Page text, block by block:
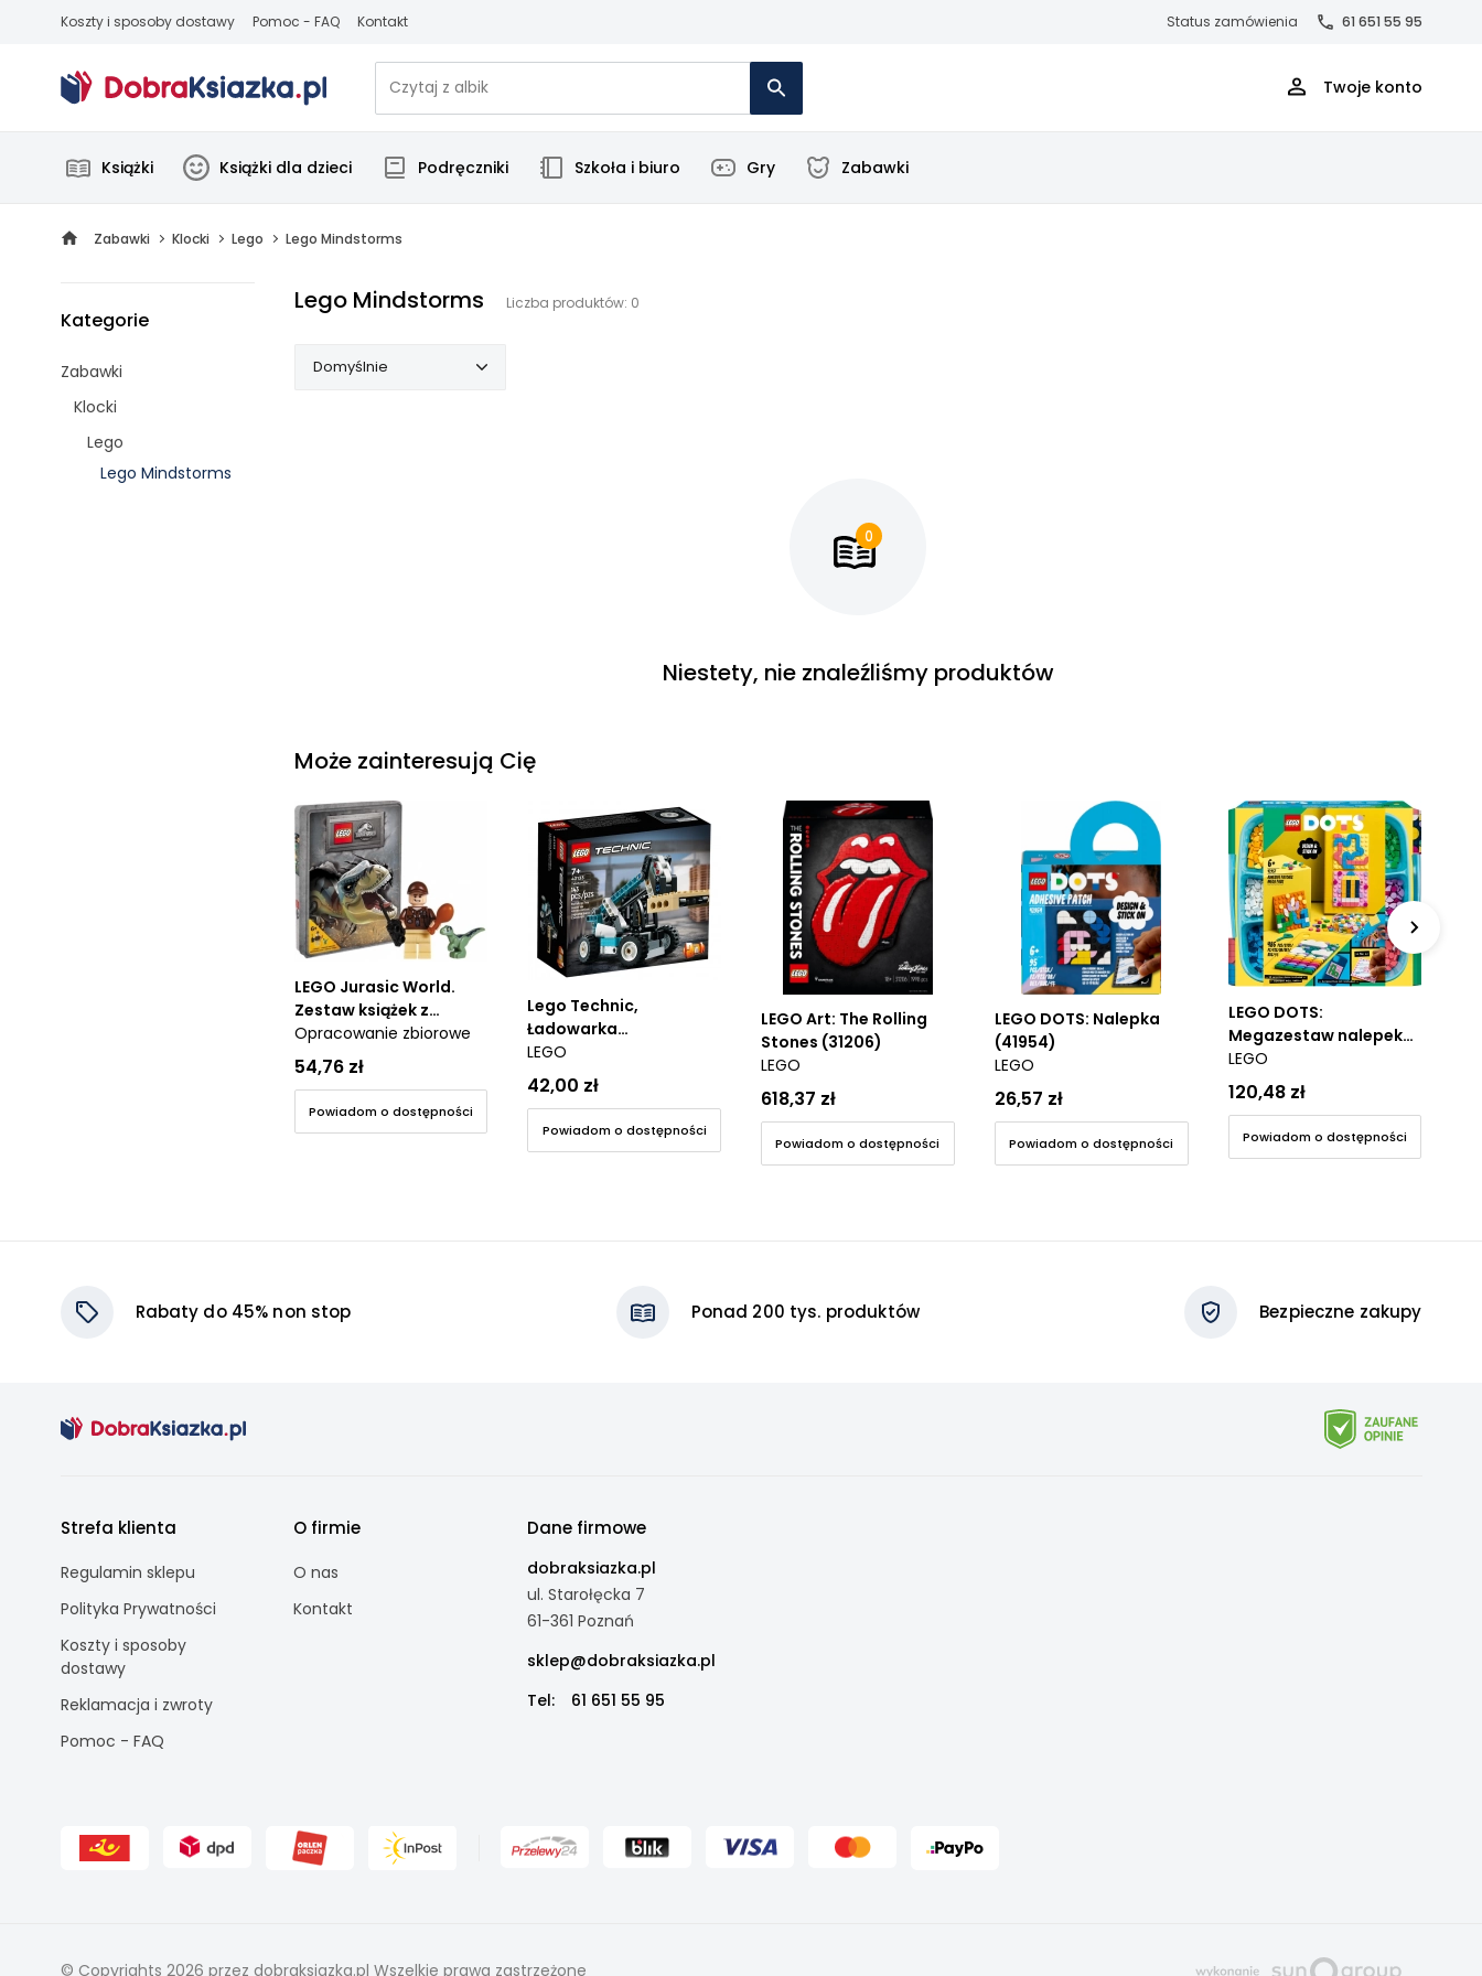
Koszty i sposoby dostawy Pomoc - FAQ Kontakt Status zamówienia 61 651 55 95
Twoje konto
Książki Książki dla dzieci Podręczniki Szkoła i biuro Gry Zabawki
Zabawki Klocki Lego Lego Mindstorms
Kategorie
Zabawki
Klocki
Lego
Lego Mindstorms
Lego Mindstorms Liczba produktów: 0
Domyślnie
Niestety, nie znaleźliśmy produktów
Może zainteresują Cię
LEGO Jurasic World.
Zestaw książek z
klockami LEGO
Opracowanie zbiorowe
54,76 zł
Powiadom o dostępności
Lego Technic,
Ładowarka
teleskopowa (42133)
LEGO
42,00 zł
Powiadom o dostępności
LEGO Art: The Rolling
Stones (31206)
LEGO
618,37 zł
Powiadom o dostępności
LEGO DOTS: Nalepka
(41954)
LEGO
26,57 zł
Powiadom o dostępności
LEGO DOTS:
Megazestaw nalepek
LEGO
120,48 zł
Powiadom o dostępności
Rabaty do 45% non stop Ponad 200 tys. produktów Bezpieczne zakupy
Strefa klienta
Regulamin sklepu
Polityka Prywatności
Koszty i sposoby
dostawy
Reklamacja i zwroty
Pomoc - FAQ
O firmie
O nas
Kontakt
Dane firmowe
dobraksiazka.pl
ul. Starołęcka 7
61-361 Poznań
sklep@dobraksiazka.pl
Tel:
61 651 55 95
© Copyrights 2026 przez dobraksiazka.pl Wszelkie prawa zastrzeżone